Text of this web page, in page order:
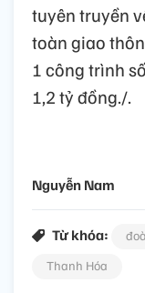
tuyên truyền
toàn giao
1 công trình
1,2 tỷ đồng./.
Nguyễn Nam
Từ khóa:
Thanh Hóa